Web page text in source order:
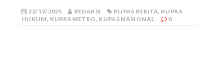
22/12/2025 REDAKSI KUPAS BERITA, KUPAS
HUKUM, KUPAS METRO, KUPAS NASIONAL 0